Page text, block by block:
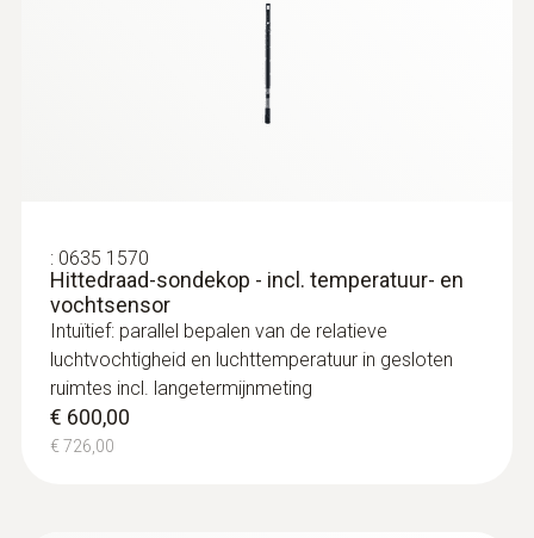
: 0635 1570
Hittedraad-sondekop - incl. temperatuur- en
vochtsensor
Intuïtief: parallel bepalen van de relatieve
luchtvochtigheid en luchttemperatuur in gesloten
ruimtes incl. langetermijnmeting
€ 600,00
€ 726,00